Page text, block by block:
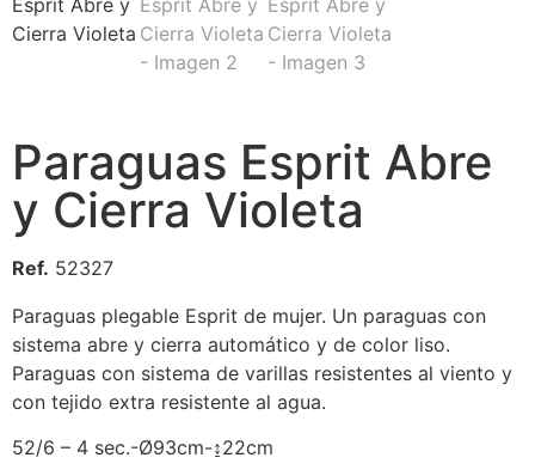
Paraguas Esprit Abre
y Cierra Violeta
Ref. 52327
Paraguas plegable Esprit de mujer. Un paraguas con
sistema abre y cierra automático y de color liso.
Paraguas con sistema de varillas resistentes al viento y
con tejido extra resistente al agua.
52/6 – 4 sec.-Ø93cm-↨22cm